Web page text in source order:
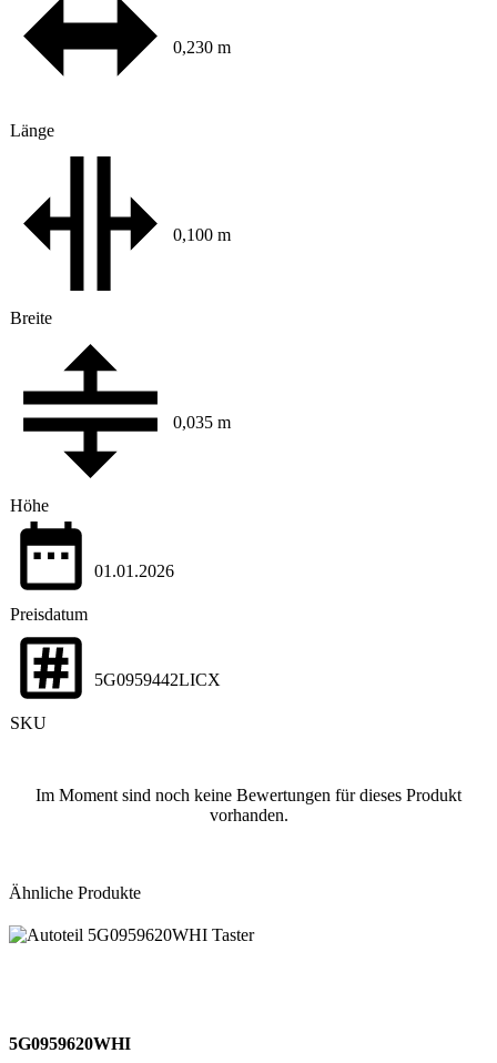
Länge
0,230 m
Breite
0,100 m
Höhe
0,035 m
Preisdatum
01.01.2026
SKU
5G0959442LICX
Im Moment sind noch keine Bewertungen für dieses Produkt
vorhanden.
Ähnliche Produkte
5G0959620WHI